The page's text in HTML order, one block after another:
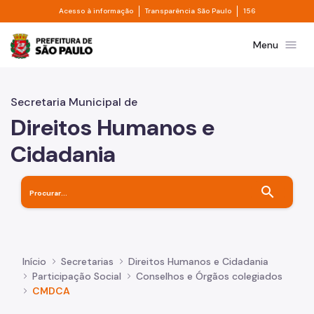
Pular para o Conteúdo principal
Acesso à informação Divisor de acesso à informação
Transparência São Paulo Divisor de
156
Prefeitura de São PauloMenu menu
Secretaria Municipal de
Direitos Humanos e
Cidadania
search
Início Secretarias
Direitos Humanos e Cidadania
Participação Social
Conselhos e Órgãos colegiados
CMDCA